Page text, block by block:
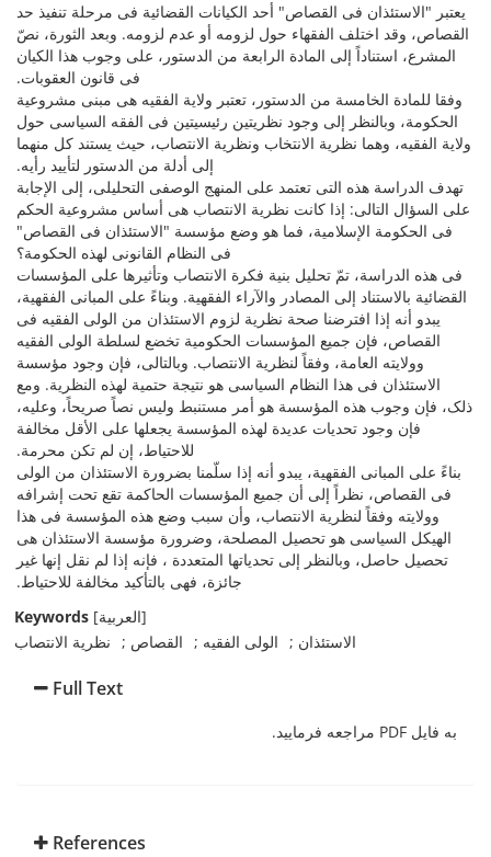
یعتبر "الاستئذان فی القصاص" أحد الکیانات القضائیة فی مرحلة تنفیذ حد
القصاص، وقد اختلف الفقهاء حول لزومه أو عدم لزومه. وبعد الثورة، نصّ
المشرع، استناداً إلى المادة الرابعة من الدستور، على وجوب هذا الکیان
فی قانون العقوبات.
وفقا للمادة الخامسة من الدستور، تعتبر ولایة الفقیه هی مبنى مشروعیة
الحکومة، وبالنظر إلى وجود نظریتین رئیسیتین فی الفقه السیاسی حول
ولایة الفقیه، وهما نظریة الانتخاب ونظریة الانتصاب، حیث یستند کل منهما
إلى أدلة من الدستور لتأیید رأیه.
تهدف الدراسة هذه التی تعتمد على المنهج الوصفی التحلیلی، إلى الإجابة
على السؤال التالی: إذا کانت نظریة الانتصاب هی أساس مشروعیة الحکم
فی الحکومة الإسلامیة، فما هو وضع مؤسسة "الاستئذان فی القصاص"
فی النظام القانونی لهذه الحکومة؟
فی هذه الدراسة، تمّ تحلیل بنیة فکرة الانتصاب وتأثیرها على المؤسسات
القضائیة بالاستناد إلى المصادر والآراء الفقهیة. وبناءً على المبانی الفقهیة،
یبدو أنه إذا افترضنا صحة نظریة لزوم الاستئذان من الولی الفقیه فی
القصاص، فإن جمیع المؤسسات الحکومیة تخضع لسلطة الولی الفقیه
وولایته العامة، وفقاً لنظریة الانتصاب. وبالتالی، فإن وجود مؤسسة
الاستئذان فی هذا النظام السیاسی هو نتیجة حتمیة لهذه النظریة. ومع
ذلک، فإن وجوب هذه المؤسسة هو أمر مستنبط ولیس نصاً صریحاً، وعلیه،
فإن وجود تحدیات عدیدة لهذه المؤسسة یجعلها على الأقل مخالفة
للاحتیاط، إن لم تکن محرمة.
بناءً على المبانی الفقهیة، یبدو أنه إذا سلّمنا بضرورة الاستئذان من الولی
فی القصاص، نظراً إلى أن جمیع المؤسسات الحاکمة تقع تحت إشرافه
وولایته وفقاً لنظریة الانتصاب، وأن سبب وضع هذه المؤسسة فی هذا
الهیکل السیاسی هو تحصیل المصلحة، وضرورة مؤسسة الاستئذان هی
تحصیل حاصل، وبالنظر إلى تحدیاتها المتعددة ، فإنه إذا لم نقل إنها غیر
جائزة، فهی بالتأکید مخالفة للاحتیاط.
Keywords
[العربیة]
الاستئذان
الولی الفقیه القصاص نظریة الانتصاب
Full Text
به فایل PDF مراجعه فرمایید.
References